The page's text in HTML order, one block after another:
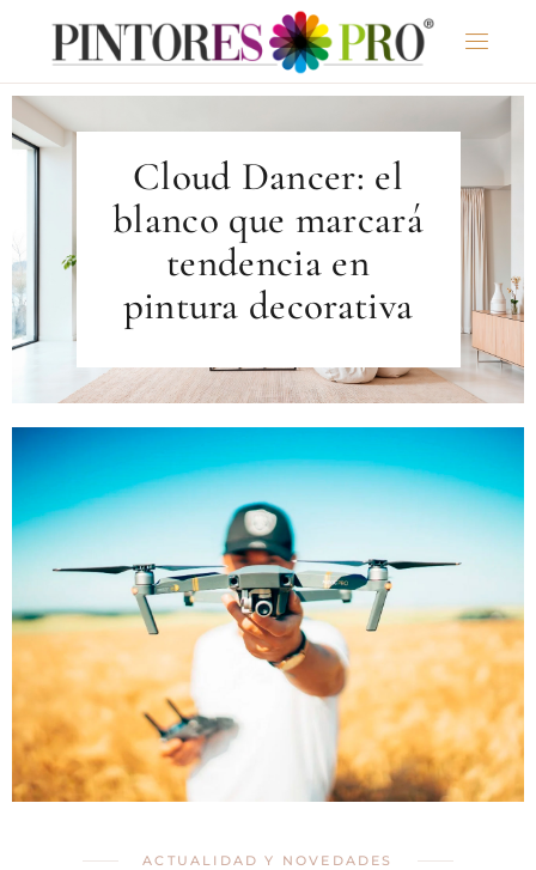
Cloud Dancer: el
blanco que marcará
tendencia en
pintura decorativa
ACTUALIDAD Y NOVEDADES